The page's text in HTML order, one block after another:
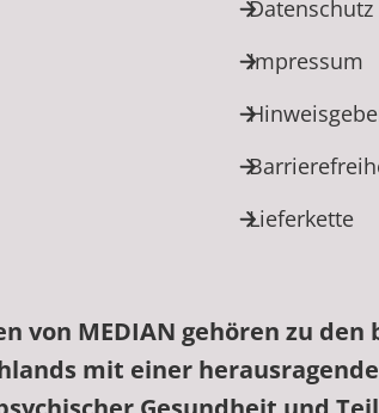
Datenschutz
Impressum
Lieferkette
von MEDIAN gehören zu den
mit einer